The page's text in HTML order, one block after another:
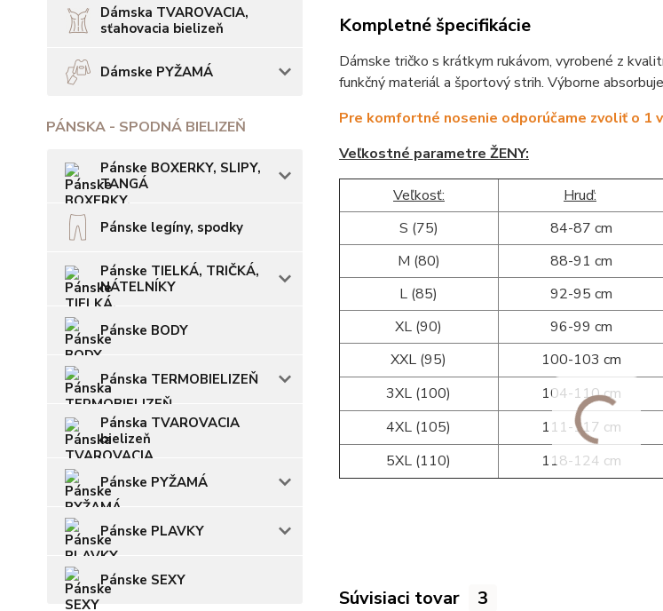
Dámska TVAROVACIA,
sťahovacia bielizeň
Dámske PYŽAMÁ
PÁNSKA - SPODNÁ BIELIZEŇ
Pánske BOXERKY, SLIPY,
TANGÁ
Pánske legíny, spodky
Pánske TIELKÁ, TRIČKÁ,
NÁTELNÍKY
Pánske BODY
Pánska TERMOBIELIZEŇ
Pánska TVAROVACIA
bielizeň
Pánske PYŽAMÁ
Pánske PLAVKY
Pánske SEXY
Kompletné špecifikácie
Dámske tričko s krátkym rukávom, vyrobené z
funkčný materiál a športový strih. Výborne
Pre komfortné nosenie odporúčame zvoliť o 1
Veľkostné parametre ŽENY:
Veľkosť: Hruď:
S (75)
84-87 cm
M (80)
88-91 cm
L (85)
92-95 cm
XL (90)
96-99 cm
XXL (95)
100-103 cm
3XL (100)
104-110 cm
4XL (105)
111-117 cm
5XL (110)
118-124 cm
Súvisiaci tovar 3